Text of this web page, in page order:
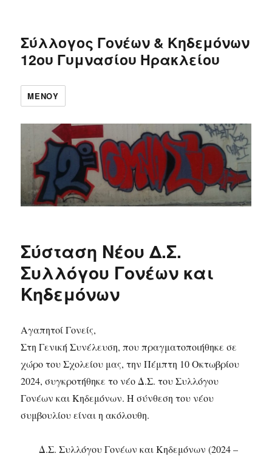
Σύλλογος Γονέων & Κηδεμόνων
12ου Γυμνασίου Ηρακλείου
ΜΕΝΟΎ
Σύσταση Νέου Δ.Σ.
Συλλόγου Γονέων και
Κηδεμόνων
Αγαπητοί Γονείς,
Στη Γενική Συνέλευση, που πραγματοποιήθηκε σε
χώρο του Σχολείου μας, την Πέμπτη 10 Οκτωβρίου
2024, συγκροτήθηκε το νέο Δ.Σ. του Συλλόγου
Γονέων και Κηδεμόνων. Η σύνθεση του νέου
συμβουλίου είναι η ακόλουθη.
Δ.Σ. Συλλόγου Γονέων και Κηδεμόνων (2024 –